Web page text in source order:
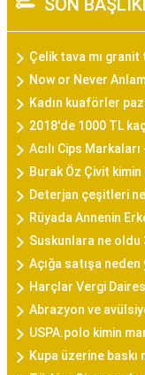
SON
Çelik tava mı granit
Now or Never
Kadın kuaförler
2018'de 1000 TL
Acılı Cips
Burak Öz Çivit
Deterjan çeşitleri
Rüyada Annenin
Suskunlara ne oldu
Açığa satışa
Harçlar Vergi
Abrazyon ve
USPA.polo kimin
Kupa üzerine baskı